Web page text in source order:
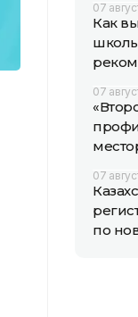
07
Как
07
07
по